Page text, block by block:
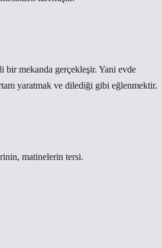
bir mekanda gerçekleşir. Yani evde
yaratmak ve dilediği gibi eğlenmektir.
matinelerin tersi.